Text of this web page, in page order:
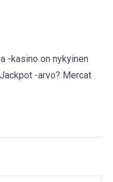
-kasino on nykyinen
-arvo? Mercat